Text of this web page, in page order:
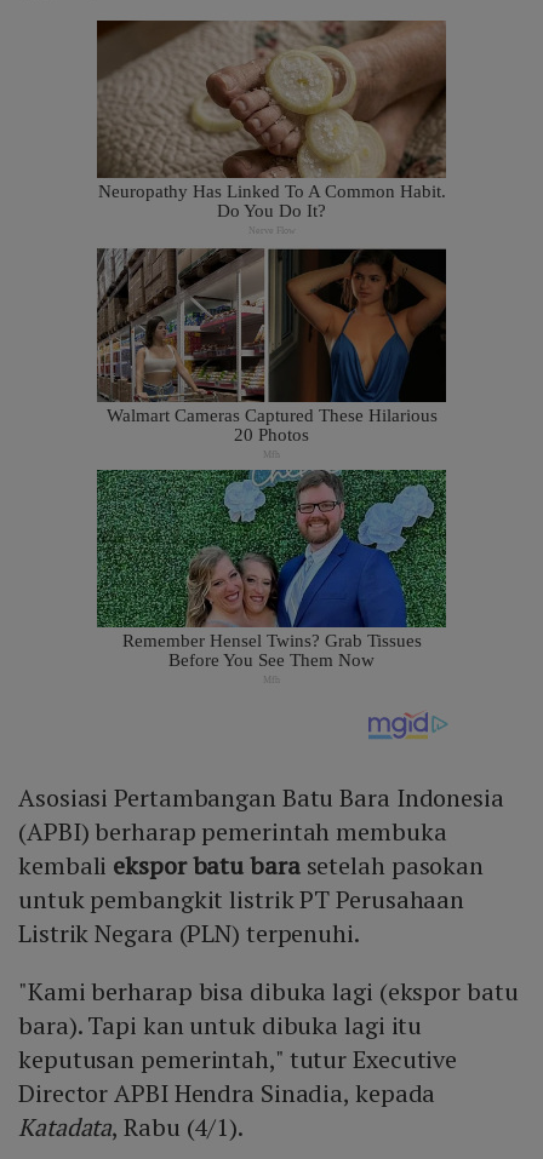
Asosiasi Pertambangan Batu Bara Indonesia
(APBI) berharap pemerintah membuka
kembali eksporbatu barasetelah pasokan
untuk pembangkit listrik PT Perusahaan
Listrik Negara (PLN) terpenuhi.
"Kami berharap bisa dibuka lagi (ekspor batu
bara). Tapi kan untuk dibuka lagi itu
keputusan pemerintah," tutur Executive
Director APBI Hendra Sinadia, kepada
Katadata, Rabu (4/1).